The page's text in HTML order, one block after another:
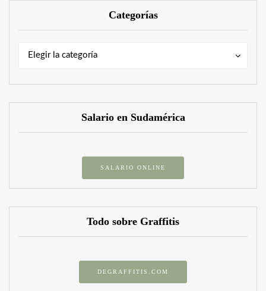
Categorías
Categorías
Elegir la categoría
Categorías
Salario en Sudamérica
SALARIO ONLINE
Todo sobre Graffitis
DEGRAFFITIS.COM